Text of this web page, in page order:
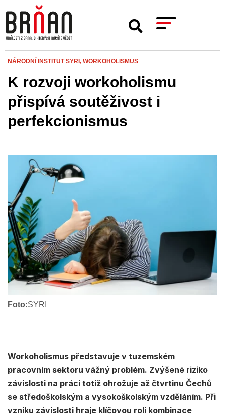
NÁRODNÍ INSTITUT SYRI, WORKOHOLISMUS
K rozvoji workoholismu
přispívá soutěživost i
perfekcionismus
Foto:SYRI
Workoholismus představuje v tuzemském
pracovním sektoru vážný problém. Zvýšené riziko
závislosti na práci totiž ohrožuje až čtvrtinu Čechů
se středoškolským a vysokoškolským vzděláním. Při
vzniku závislosti hraje klíčovou roli kombinace